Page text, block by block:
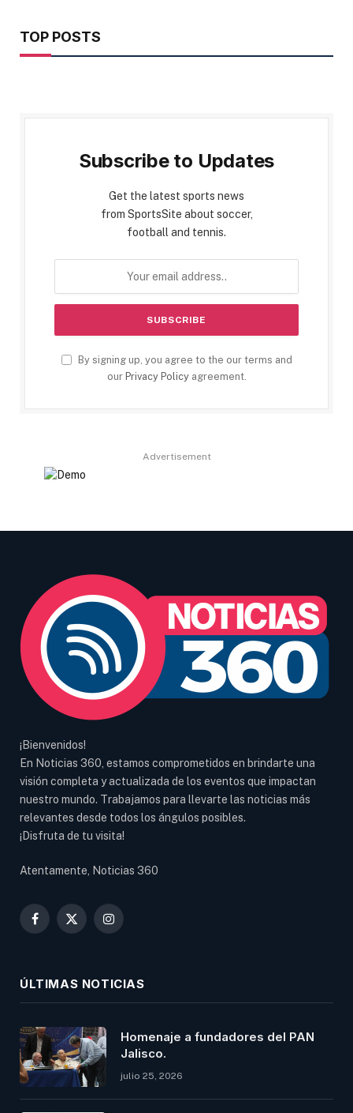
TOP POSTS
Subscribe to Updates
Get the latest sports news
from SportsSite about soccer,
football and tennis.
By signing up, you agree to the our terms and
our Privacy Policyagreement.
Advertisement
¡Bienvenidos!
En Noticias 360, estamos comprometidos en brindarte una
visión completa y actualizada de los eventos que impactan
nuestro mundo. Trabajamos para llevarte las noticias más
relevantes desde todos los ángulos posibles.
¡Disfruta de tu visita!
Atentamente, Noticias 360
Facebook
X
Instagram
ÚLTIMAS NOTICIAS
Homenaje a fundadores del PAN
Jalisco.
julio 25, 2026